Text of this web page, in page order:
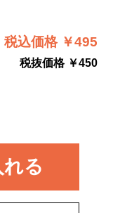
税込価格 ￥495
税抜価格 ￥450